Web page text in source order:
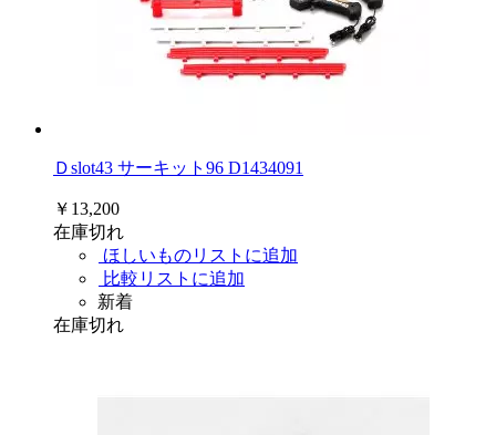
Ｄslot43 サーキット96 D1434091
￥13,200
在庫切れ
ほしいものリストに追加
比較リストに追加
新着
在庫切れ